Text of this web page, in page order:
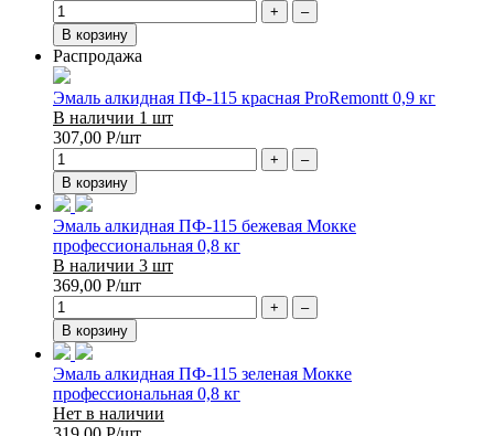
+
–
В корзину
Распродажа
Эмаль алкидная ПФ-115 красная ProRemontt 0,9 кг
В наличии 1 шт
307,00 Р/шт
+
–
В корзину
Эмаль алкидная ПФ-115 бежевая Мокке
профессиональная 0,8 кг
В наличии 3 шт
369,00 Р/шт
+
–
В корзину
Эмаль алкидная ПФ-115 зеленая Мокке
профессиональная 0,8 кг
Нет в наличии